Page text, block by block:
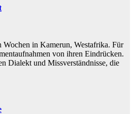
Wochen in Kamerun, Westafrika. Für
von ihren Eindrücken.
Dialekt und Missverständnisse, die